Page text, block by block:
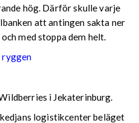
hög. Därför skulle varje
att antingen sakta ner
med stoppa dem helt.
ryggen
i Jekaterinburg.
logistikcenter beläget